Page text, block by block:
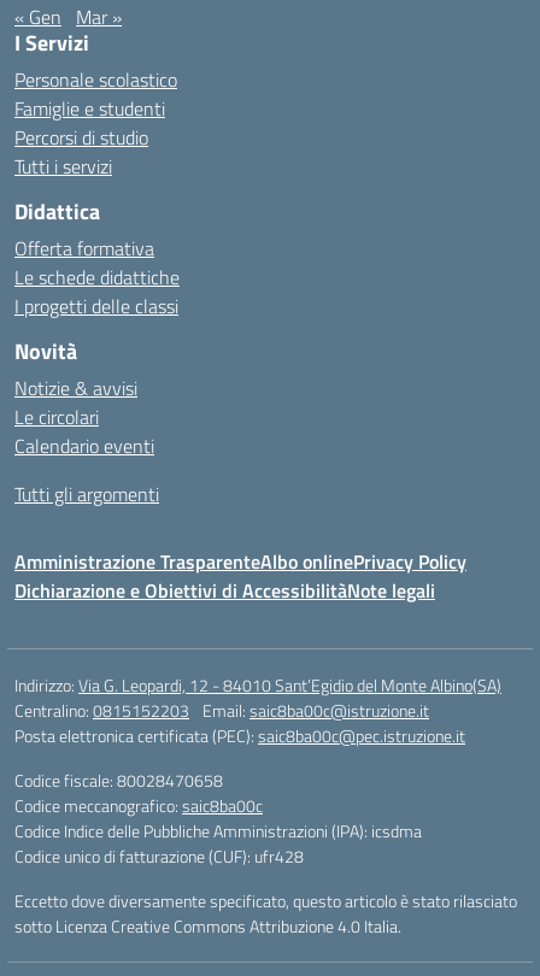
« Gen Mar »
I Servizi
Personale scolastico
Famiglie e studenti
Percorsi di studio
Tutti i servizi
Didattica
Offerta formativa
Le schede didattiche
I progetti delle classi
Novità
Notizie & avvisi
Le circolari
Calendario eventi
Tutti gli argomenti
Amministrazione TrasparenteAlbo onlinePrivacy Policy
Dichiarazione e Obiettivi di AccessibilitàNote legali
Indirizzo:Via G. Leopardi, 12 - 84010 Sant’Egidio del Monte Albino(SA)
Centralino:0815152203 Email:saic8ba00c@istruzione.it
Posta elettronica certificata (PEC):saic8ba00c@pec.istruzione.it
Codice fiscale: 80028470658
Codice meccanografico:saic8ba00c
Codice Indice delle Pubbliche Amministrazioni (IPA): icsdma
Codice unico di fatturazione (CUF): ufr428
Eccetto dove diversamente specificato, questo articolo è stato rilasciato
sotto Licenza Creative Commons Attribuzione 4.0 Italia.